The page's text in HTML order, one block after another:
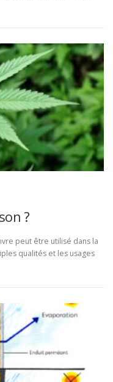
?
peut être utilisé dans la
qualités et les usages